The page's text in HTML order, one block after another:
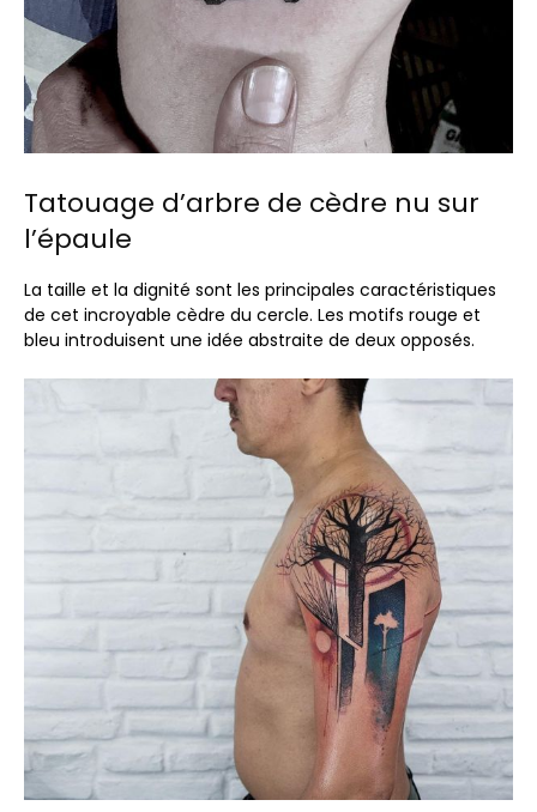
Tatouage d’arbre de cèdre nu sur
l’épaule
La taille et la dignité sont les principales caractéristiques
de cet incroyable cèdre du cercle. Les motifs rouge et
bleu introduisent une idée abstraite de deux opposés.